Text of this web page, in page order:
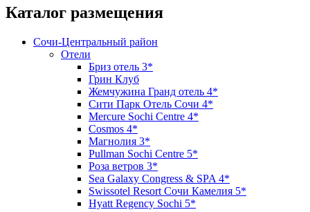
Каталог размещения
Сочи-Центральный район
Отели
Бриз отель 3*
Грин Клуб
Жемчужина Гранд отель 4*
Сити Парк Отель Сочи 4*
Mercure Sochi Centre 4*
Cosmos 4*
Магнолия 3*
Pullman Sochi Сеntre 5*
Роза ветров 3*
Sea Galaxy Congress & SPA 4*
Swissotel Resort Сочи Камелия 5*
Hyatt Regency Sochi 5*